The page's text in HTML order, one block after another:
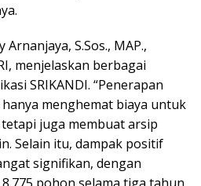
S.Sos., MAP.,
menjelaskan berbagai
SRIKANDI. “Penerapan
menghemat biaya untuk
juga membuat arsip
Selain itu, dampak positif
signifikan, dengan